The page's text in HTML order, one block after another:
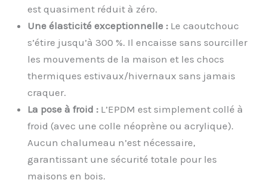
est quasiment réduit à zéro.
Une élasticité exceptionnelle : Le caoutchouc
s’étire jusqu’à 300 %. Il encaisse sans sourciller
les mouvements de la maison et les chocs
thermiques estivaux/hivernaux sans jamais
craquer.
La pose à froid : L’EPDM est simplement collé à
froid (avec une colle néoprène ou acrylique).
Aucun chalumeau n’est nécessaire,
garantissant une sécurité totale pour les
maisons en bois.